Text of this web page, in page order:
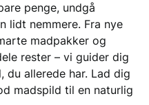
penge, undgå
lidt nemmere. Fra nye
madpakker og
rester – vi guider dig
du allerede har. Lad dig
madspild til en naturlig